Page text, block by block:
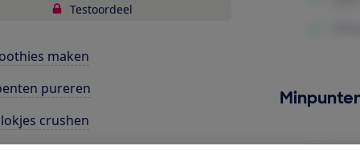
Testoordeel
maken
pureren
crushen